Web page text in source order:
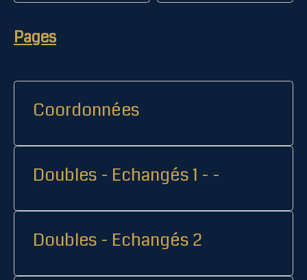
Pages
Coordonnées
Doubles - Echangés 1 - -
Doubles - Echangés 2